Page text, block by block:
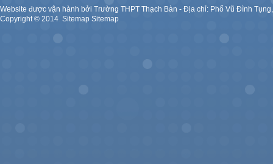
Website được vận hành bởi Trường THPT Thạch Bàn - Địa chỉ: Phố Vũ Đình
Copyright © 2014. Sitemap Sitemap